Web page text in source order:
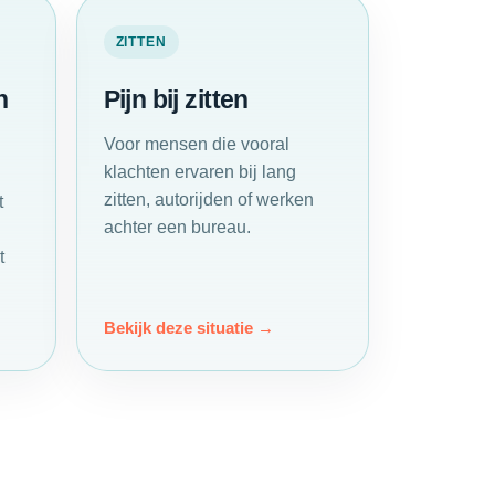
ZITTEN
Pijn bij zitten
Voor mensen die vooral
klachten ervaren bij lang
zitten, autorijden of werken
achter een bureau.
Bekijk deze situatie